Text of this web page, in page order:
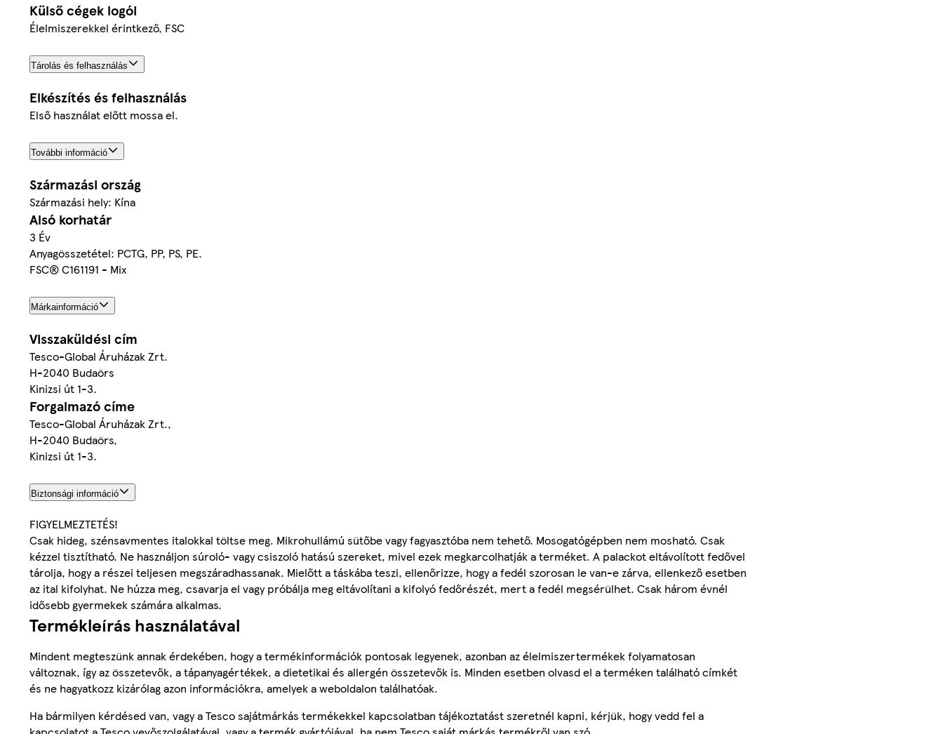
Külső cégek logói
Élelmiszerekkel érintkező, FSC
Tárolás és felhasználás
Elkészítés és felhasználás
Első használat előtt mossa el.
További információ
Származási ország
Származási hely: Kína
Alsó korhatár
3 Év
Anyagösszetétel: PCTG, PP, PS, PE.
FSC® C161191 - Mix
Márkainformáció
Visszaküldési cím
Tesco-Global Áruházak Zrt.
H-2040 Budaörs
Kinizsi út 1-3.
Forgalmazó címe
Tesco-Global Áruházak Zrt.,
H-2040 Budaörs,
Kinizsi út 1-3.
Biztonsági információ
FIGYELMEZTETÉS!
Csak hideg, szénsavmentes italokkal töltse meg. Mikrohullámú sütőbe vagy fagyasztóba nem tehető. Mosogatógépben nem mosható. Csak
kézzel tisztítható. Ne használjon súroló- vagy csiszoló hatású szereket, mivel ezek megkarcolhatják a terméket. A palackot eltávolított fedővel
tárolja, hogy a részei teljesen megszáradhassanak. Mielőtt a táskába teszi, ellenőrizze, hogy a fedél szorosan le van-e zárva, ellenkező esetben
az ital kifolyhat. Ne húzza meg, csavarja el vagy próbálja meg eltávolítani a kifolyó fedőrészét, mert a fedél megsérülhet. Csak három évnél
idősebb gyermekek számára alkalmas.
Termékleírás használatával
Mindent megteszünk annak érdekében, hogy a termékinformációk pontosak legyenek, azonban az élelmiszertermékek folyamatosan
változnak, így az összetevők, a tápanyagértékek, a dietetikai és allergén összetevők is. Minden esetben olvasd el a terméken található címkét
és ne hagyatkozz kizárólag azon információkra, amelyek a weboldalon találhatóak.
Ha bármilyen kérdésed van, vagy a Tesco sajátmárkás termékekkel kapcsolatban tájékoztatást szeretnél kapni, kérjük, hogy vedd fel a